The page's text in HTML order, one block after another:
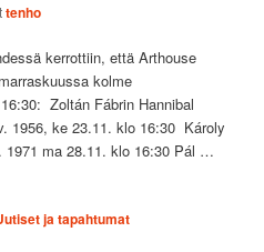
tenho
kerrottiin, että Arthouse
kolme
Zoltán Fábrin Hannibal
1956, ke 23.11. klo 16:30 Károly
1971 ma 28.11. klo 16:30 Pál …
ja tapahtumat